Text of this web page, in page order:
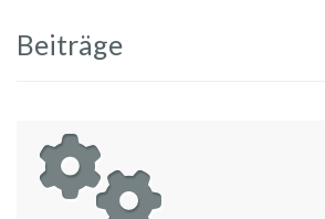
Beiträge